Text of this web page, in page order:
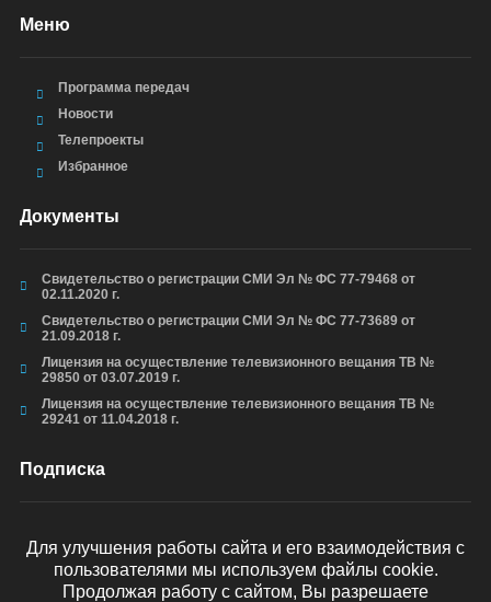
Меню
Программа передач
Новости
Телепроекты
Избранное
Документы
Свидетельство о регистрации СМИ Эл № ФС 77-79468 от
02.11.2020 г.
Свидетельство о регистрации СМИ Эл № ФС 77-73689 от
21.09.2018 г.
Лицензия на осуществление телевизионного вещания ТВ №
29850 от 03.07.2019 г.
Лицензия на осуществление телевизионного вещания ТВ №
29241 от 11.04.2018 г.
Подписка
ОТПРАВИТЬ
Для улучшения работы сайта и его взаимодействия с
пользователями мы используем файлы cookie.
Продолжая работу с сайтом, Вы разрешаете